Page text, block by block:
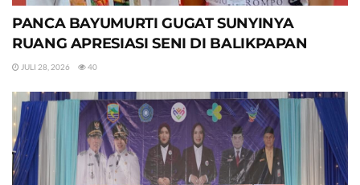
PANCA BAYUMURTI GUGAT SUNYINYA
RUANG APRESIASI SENI DI BALIKPAPAN
JULI 28, 2026 40